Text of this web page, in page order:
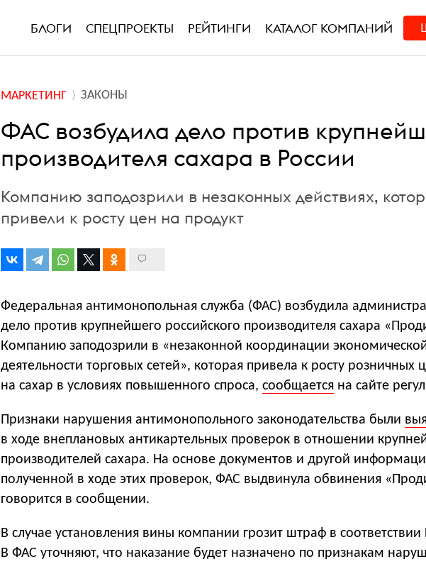
БЛОГИ СПЕЦПРОЕКТЫ РЕЙТИНГИ КАТАЛОГ КОМПАНИЙ
МАРКЕТИНГ ЗАКОНЫ
ФАС возбудила дело против
производителя сахара в России
Компанию заподозрили в незаконных действиях,
привели к росту цен на продукт
Федеральная антимонопольная служба (ФАС) возбудила
дело против крупнейшего российского производителя сахара
Компанию заподозрили в «незаконной координации
деятельности торговых сетей», которая привела к росту розничных
на сахар в условиях повышенного спроса, сообщается на сайте
Признаки нарушения антимонопольного законодательства были
в ходе внеплановых антикартельных проверок в отношении
производителей сахара. На основе документов и другой
полученной в ходе этих проверок, ФАС выдвинула обвинения
говорится в сообщении.
В случае установления вины компании грозит штраф в
В ФАС уточняют, что наказание будет назначено по признакам